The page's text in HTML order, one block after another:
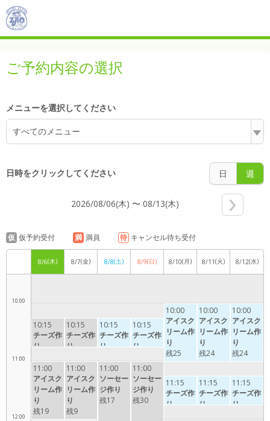
ご予約内容の選択
メニューを選択してください
すべてのメニュー
日時をクリックしてください 日 週
2026/08/06(木) 〜 08/13(木)
仮 仮予約受付 満 満員 待 キャンセル待ち受付
8/6(木) 8/7(金) 8/8(土) 8/9(日) 8/10(月) 8/11(火) 8/12(水)
5:00
6:00
7:00
9:00
10:00
11:00
12:00
10:15
チーズ作
り
11:00
アイスク
リーム作
り
残19
10:15
チーズ作
り
11:00
アイスク
リーム作
り
残9
10:15
チーズ作
り
11:00
ソーセー
ジ作り
残17
10:15
チーズ作
り
11:00
ソーセー
ジ作り
残30
10:00
アイスク
リーム作
り
残25
11:15
チーズ作
り
10:00
アイスク
リーム作
り
残24
11:15
チーズ作
り
10:00
アイスク
リーム作
り
残24
11:15
チーズ作
り